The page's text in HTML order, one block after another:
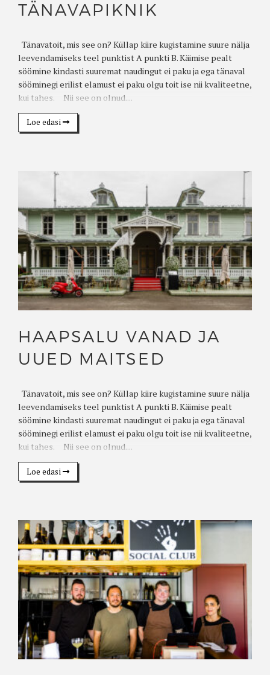
TÄNAVAPIKNIK
Tänavatoit, mis see on? Küllap kiire kugistamine suure nälja
leevendamiseks teel punktist A punkti B. Käimise pealt
söömine kindasti suuremat naudingut ei paku ja ega tänaval
sööminegi erilist elamust ei paku olgu toit ise nii kvaliteetne,
kui tahes. Nii see on olnud....
Loe edasi
HAAPSALU VANAD JA
UUED MAITSED
Tänavatoit, mis see on? Küllap kiire kugistamine suure nälja
leevendamiseks teel punktist A punkti B. Käimise pealt
söömine kindasti suuremat naudingut ei paku ja ega tänaval
sööminegi erilist elamust ei paku olgu toit ise nii kvaliteetne,
kui tahes. Nii see on olnud....
Loe edasi